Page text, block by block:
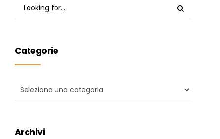
Categorie
Archivi